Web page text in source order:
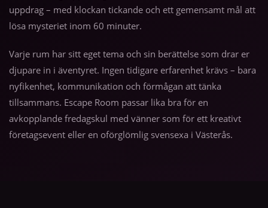
uppdrag – med klockan tickande och ett gemensamt mål att
lösa mysteriet inom 60 minuter.
Varje rum har sitt eget tema och sin berättelse som drar er
djupare in i äventyret. Ingen tidigare erfarenhet krävs – bara
nyfikenhet, kommunikation och förmågan att tänka
tillsammans. Escape Room passar lika bra för en
avkopplande fredagskul med vänner som för ett kreativt
företagsevent eller en oförglömlig svensexa i Västerås.